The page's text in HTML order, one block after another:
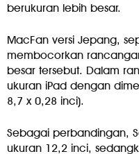
berukuran lebih besar.
MacFan versi Jepang,
membocorkan
besar tersebut. Dalam
ukuran iPad dengan
8,7 x 0,28 inci).
Sebagai perbandingan,
ukuran 12,2 inci,